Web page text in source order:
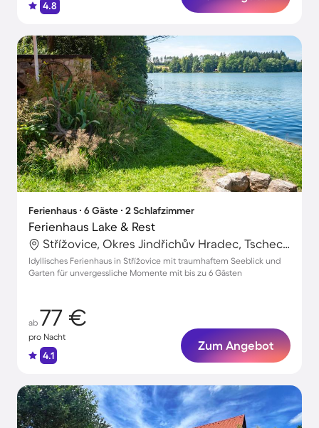
4.8
Ferienhaus ∙ 6 Gäste ∙ 2 Schlafzimmer
Ferienhaus Lake & Rest
Střížovice, Okres Jindřichův Hradec, Tschechische Republik
Idyllisches Ferienhaus in Střížovice mit traumhaftem Seeblick und
Garten für unvergessliche Momente mit bis zu 6 Gästen
ab 77 €
pro Nacht
4.1
Zum Angebot